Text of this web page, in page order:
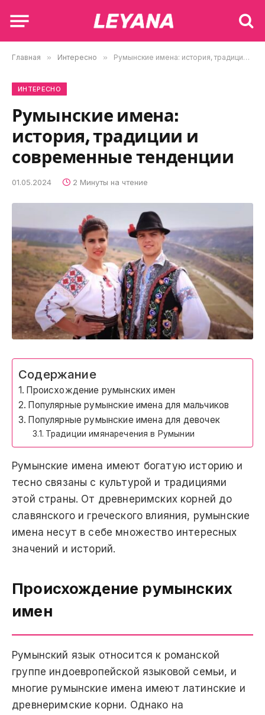
Главная » Интересно » Румынские имена: история, традиции и современные тенденции
ИНТЕРЕСНО
Румынские имена:
история, традиции и
современные тенденции
01.05.2024 2 Минуты на чтение
Содержание
Происхождение румынских имен
Популярные румынские имена для мальчиков
Популярные румынские имена для девочек
Традиции имянаречения в Румынии
Румынские имена имеют богатую историю и
тесно связаны с культурой и традициями
этой страны. От древнеримских корней до
славянского и греческого влияния, румынские
имена несут в себе множество интересных
значений и историй.
Происхождение румынских
имен
Румынский язык относится к романской
группе индоевропейской языковой семьи, и
многие румынские имена имеют латинские и
древнеримские корни. Однако на